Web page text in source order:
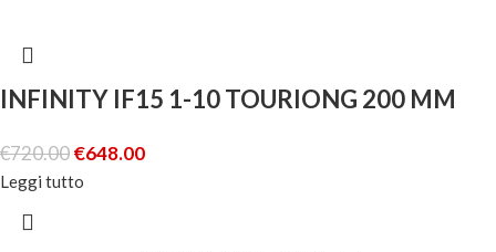
INFINITY IF15 1-10 TOURIONG 200 MM
€720.00€648.00
Leggi tutto